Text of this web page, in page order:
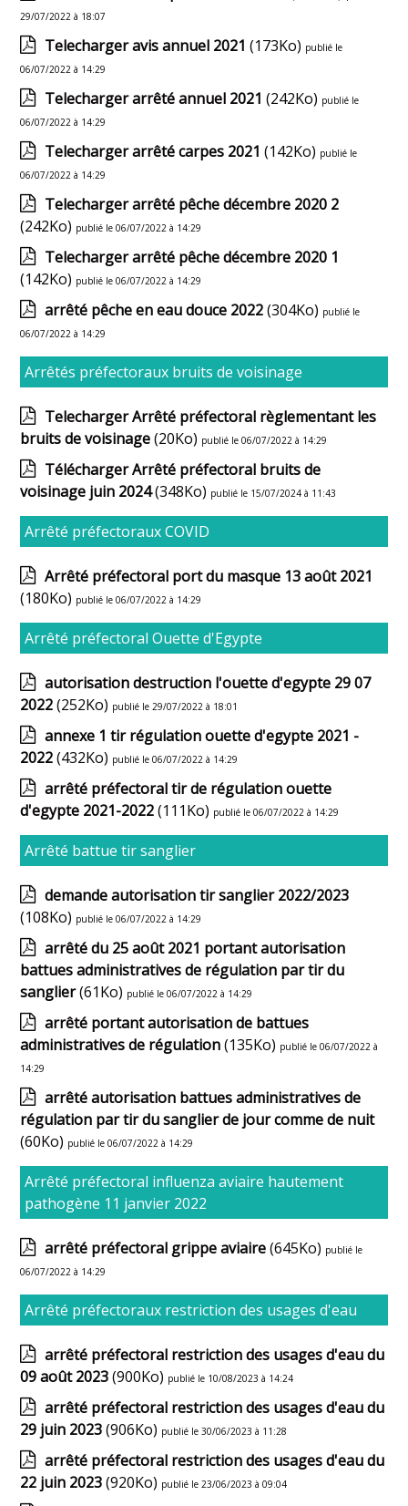
29/07/2022 à 18:07
Telecharger avis annuel 2021 (173Ko) publié le
06/07/2022 à 14:29
Telecharger arrêté annuel 2021 (242Ko) publié le
06/07/2022 à 14:29
Telecharger arrêté carpes 2021 (142Ko) publié le
06/07/2022 à 14:29
Telecharger arrêté pêche décembre 2020 2
(242Ko) publié le 06/07/2022 à 14:29
Telecharger arrêté pêche décembre 2020 1
(142Ko) publié le 06/07/2022 à 14:29
arrêté pêche en eau douce 2022(304Ko) publié le
06/07/2022 à 14:29
Arrêtés préfectoraux bruits de voisinage
Telecharger Arrêté préfectoral règlementant les
bruits de voisinage(20Ko) publié le 06/07/2022 à 14:29
Télécharger Arrêté préfectoral bruits de
voisinage juin 2024(348Ko) publié le 15/07/2024 à 11:43
Arrêté préfectoraux COVID
Arrêté préfectoral port du masque 13 août 2021
(180Ko) publié le 06/07/2022 à 14:29
Arrêté préfectoral Ouette d'Egypte
autorisation destruction l'ouette d'egypte 29 07
2022(252Ko) publié le 29/07/2022 à 18:01
annexe 1 tir régulation ouette d'egypte 2021 -
2022(432Ko) publié le 06/07/2022 à 14:29
arrêté préfectoral tir de régulation ouette
d'egypte 2021-2022(111Ko) publié le 06/07/2022 à 14:29
Arrêté battue tir sanglier
demande autorisation tir sanglier 2022/2023
(108Ko) publié le 06/07/2022 à 14:29
arrêté du 25 août 2021 portant autorisation
battues administratives de régulation par tir du
sanglier(61Ko) publié le 06/07/2022 à 14:29
arrêté portant autorisation de battues
administratives de régulation(135Ko) publié le 06/07/2022 à
14:29
arrêté autorisation battues administratives de
régulation par tir du sanglier de jour comme de nuit
(60Ko) publié le 06/07/2022 à 14:29
Arrêté préfectoral influenza aviaire hautement
pathogène 11 janvier 2022
arrêté préfectoral grippe aviaire(645Ko) publié le
06/07/2022 à 14:29
Arrêté préfectoraux restriction des usages d'eau
arrêté préfectoral restriction des usages d'eau du
09 août 2023(900Ko) publié le 10/08/2023 à 14:24
arrêté préfectoral restriction des usages d'eau du
29 juin 2023(906Ko) publié le 30/06/2023 à 11:28
arrêté préfectoral restriction des usages d'eau du
22 juin 2023(920Ko) publié le 23/06/2023 à 09:04